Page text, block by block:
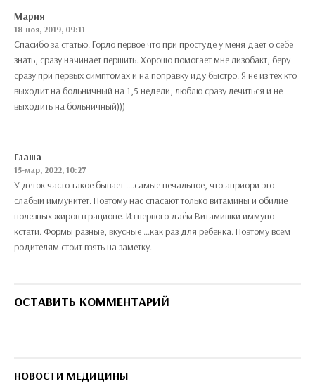
Мария
18-ноя, 2019, 09:11
Спасибо за статью. Горло первое что при простуде у меня дает о себе
знать, сразу начинает першить. Хорошо помогает мне лизобакт, беру
сразу при первых симптомах и на поправку иду быстро. Я не из тех кто
выходит на больничный на 1,5 недели, люблю сразу лечиться и не
выходить на больничный)))
Глаша
15-мар, 2022, 10:27
У деток часто такое бывает ....самые печальное, что априори это
слабый иммунитет. Поэтому нас спасают только витамины и обилие
полезных жиров в рационе. Из первого даём Витамишки иммуно
кстати. Формы разные, вкусные ...как раз для ребенка. Поэтому всем
родителям стоит взять на заметку.
ОСТАВИТЬ КОММЕНТАРИЙ
НОВОСТИ МЕДИЦИНЫ